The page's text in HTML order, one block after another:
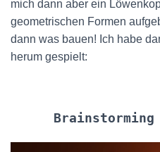
mich dann aber ein
geometrischen Formen
dann was bauen! Ich habe
herum gespielt:
Brainstorming